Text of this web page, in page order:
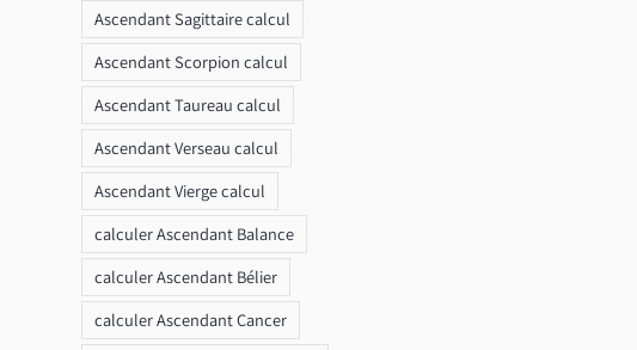
Ascendant Sagittaire calcul
Ascendant Scorpion calcul
Ascendant Taureau calcul
Ascendant Verseau calcul
Ascendant Vierge calcul
calculer Ascendant Balance
calculer Ascendant Bélier
calculer Ascendant Cancer